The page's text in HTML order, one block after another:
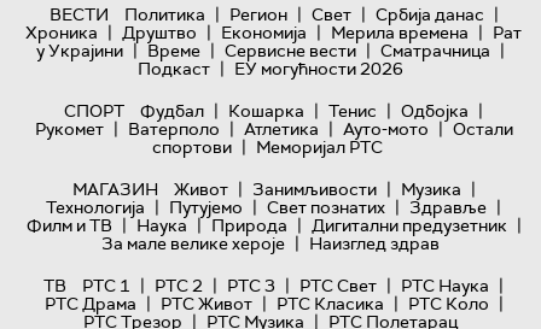
ВЕСТИ Политика | Регион | Свет | Србија данас |
Хроника | Друштво | Економија | Мерила времена | Рат
у Украјини | Време | Сервисне вести | Сматрачница |
Подкаст | ЕУ могућности 2026
СПОРТ
Фудбал | Кошарка | Тенис | Одбојка |
Рукомет | Ватерполо | Атлетика | Ауто-мото | Остали
спортови | Меморијал РТС
МАГАЗИН
Живот | Занимљивости | Музика |
Технологијa | Путујемо | Свет познатих | Здравље |
Филм и ТВ | Наука | Природа | Дигитални предузетник |
За мале велике хероје | Наизглед здрав
ТВ
РТС 1 | РТС 2 | РТС 3 | РТС Свет | РТС Наука |
РТС Драма | РТС Живот | РТС Класика | РТС Коло |
РТС Трезор | РТС Музика | РТС Полетарац